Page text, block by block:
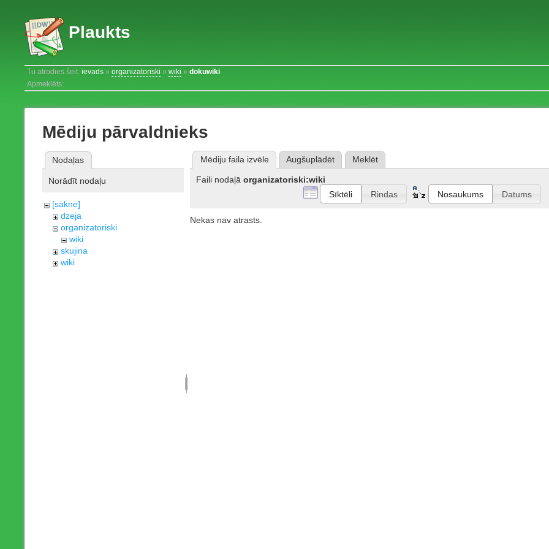
Plaukts
Tu atrodies šeit:ievads »organizatoriski »wiki »dokuwiki
Apmeklēts:
Mēdiju pārvaldnieks
Nodaļas
Norādīt nodaļu
[sakne]
dzeja
organizatoriski
wiki
skujina
wiki
Mēdiju faila izvēle Augšuplādēt Meklēt
Faili nodaļāorganizatoriski:wiki
Sīktēli
Rindas Nosaukums Datums
Nekas nav atrasts.